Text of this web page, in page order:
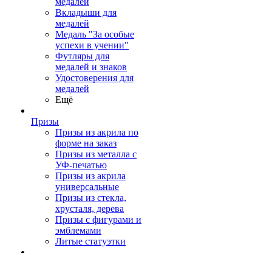
Вкладыши для
медалей
Медаль "За особые
успехи в учении"
Футляры для
медалей и знаков
Удостоверения для
медалей
Ещё
Призы
Призы из акрила по
форме на заказ
Призы из металла с
УФ-печатью
Призы из акрила
универсальные
Призы из стекла,
хрусталя, дерева
Призы с фигурами и
эмблемами
Литые статуэтки